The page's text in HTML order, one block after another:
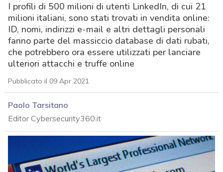
I profili di 500 milioni di utenti LinkedIn, di cui 21
milioni italiani, sono stati trovati in vendita online:
ID, nomi, indirizzi e-mail e altri dettagli personali
fanno parte del massiccio database di dati rubati,
che potrebbero ora essere utilizzati per lanciare
ulteriori attacchi e truffe online
Pubblicato il 09 Apr 2021
Paolo Tarsitano
Editor Cybersecurity360.it